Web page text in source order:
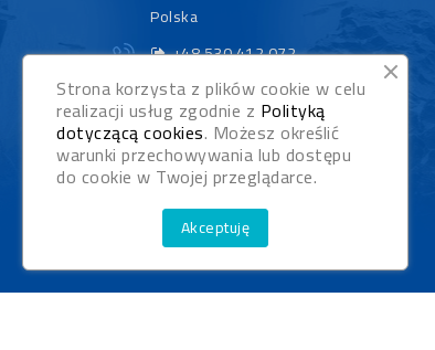
Polska
+48 530 412 072
sklep@rybypyszczaki.pl
Strona korzysta z plików cookie w celu
realizacji usług zgodnie z Polityką
dotyczącą cookies. Możesz określić
warunki przechowywania lub dostępu
do cookie w Twojej przeglądarce.
Akceptuję